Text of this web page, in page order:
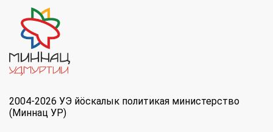
2004-2026 УЭ йöскалык политикая министерство
(Миннац УР)